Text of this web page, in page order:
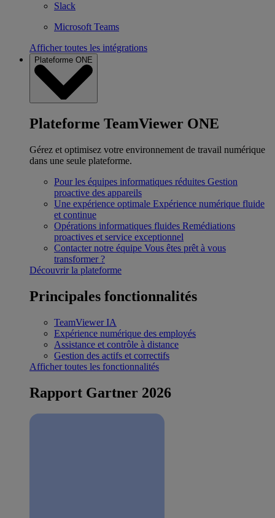
Slack
Microsoft Teams
Afficher toutes les intégrations
Plateforme ONE
Plateforme TeamViewer ONE
Gérez et optimisez votre environnement de travail numérique
dans une seule plateforme.
Pour les équipes informatiques réduites Gestion
proactive des appareils
Une expérience optimale Expérience numérique fluide
et continue
Opérations informatiques fluides Remédiations
proactives et service exceptionnel
Contacter notre équipe Vous êtes prêt à vous
transformer ?
Découvrir la plateforme
Principales fonctionnalités
TeamViewer IA
Expérience numérique des employés
Assistance et contrôle à distance
Gestion des actifs et correctifs
Afficher toutes les fonctionnalités
Rapport Gartner 2026